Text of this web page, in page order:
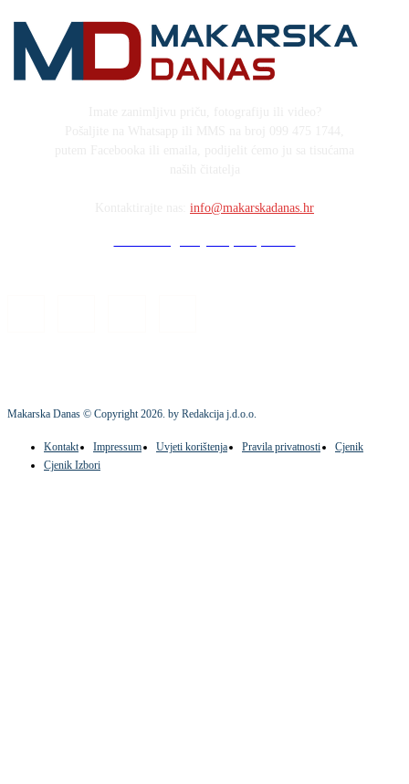
info@makarskadanas.hr
Makarska Danas © Copyright2026. by Redakcija j.d.o.o.
Kontakt Impressum Uvjeti korištenja Pravila privatnosti
Cjenik
Cjenik Izbori